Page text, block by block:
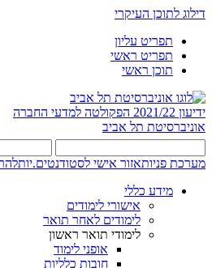
דילוג לתוכן העיקרי
תפריט עליון
תפריט ראשי
תוכן ראשי
ידיעון 2021/22
הפקולטה למדעי החברה
אוניברסיטת תל אביב
מערכת פניותאזור אישי לסטודנטים.יות
מידע כללי
אישורי לימודים
לימודים לאחר תואר
לימודי תואר ראשון
אופני לימוד
חובות כלליות